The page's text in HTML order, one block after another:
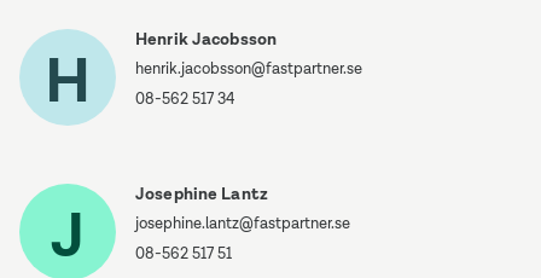
H Henrik Jacobsson
henrik.jacobsson@fastpartner.se
08-562 517 34
J Josephine Lantz
josephine.lantz@fastpartner.se
08-562 517 51